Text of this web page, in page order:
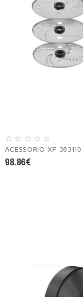
ACESSORIO XF-
98.86€